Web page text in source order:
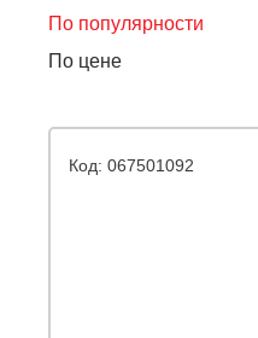
По популярности
По цене
Код: 067501092